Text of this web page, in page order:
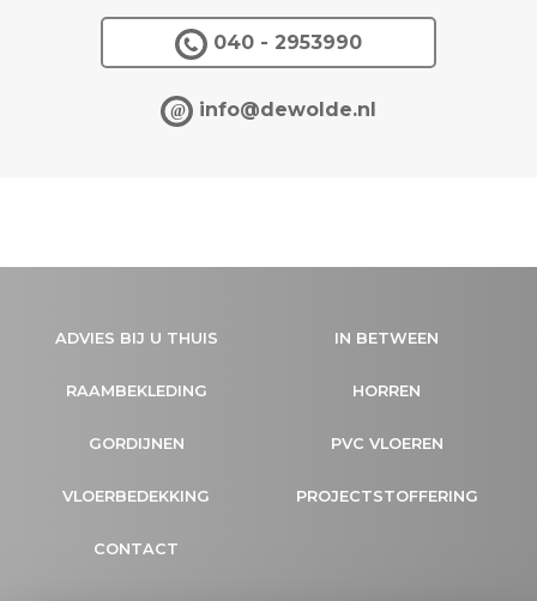
040 - 2953990
@ info@dewolde.nl
ADVIES BIJ U THUIS IN BETWEEN
RAAMBEKLEDING HORREN
GORDIJNEN PVC VLOEREN
VLOERBEDEKKING PROJECTSTOFFERING
CONTACT